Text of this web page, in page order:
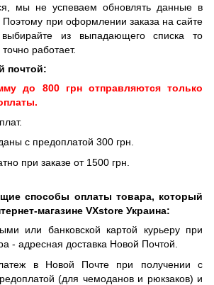
мы не успеваем обновлять данные в
Поэтому при оформлении заказа на сайте
из выпадающего списка то
работает.
почтой:
до 800 грн отправляются только
с предоплатой 300 грн.
при заказе от 1500 грн.
способы оплаты товара, который
магазине VXstore Украина:
или банковской картой курьеру при
- адресная доставка Новой Почтой.
в Новой Почте при получении с
(для чемоданов и рюкзаков) и